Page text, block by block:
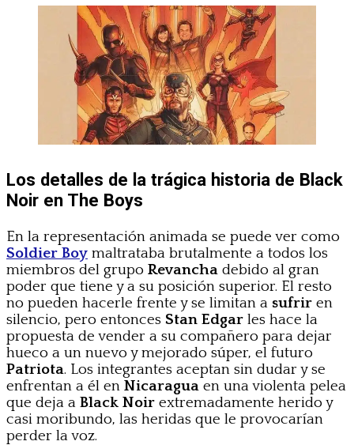
Los detalles de la trágica historia de Black
Noir en The Boys
En la representación animada se puede ver como
Soldier Boy maltrataba brutalmente a todos los
miembros del grupo Revancha debido al gran
poder que tiene y a su posición superior. El resto
no pueden hacerle frente y se limitan a sufrir en
silencio, pero entonces Stan Edgar les hace la
propuesta de vender a su compañero para dejar
hueco a un nuevo y mejorado súper, el futuro
Patriota. Los integrantes aceptan sin dudar y se
enfrentan a él en Nicaragua en una violenta pelea
que deja a Black Noir extremadamente herido y
casi moribundo, las heridas que le provocarían
perder la voz.